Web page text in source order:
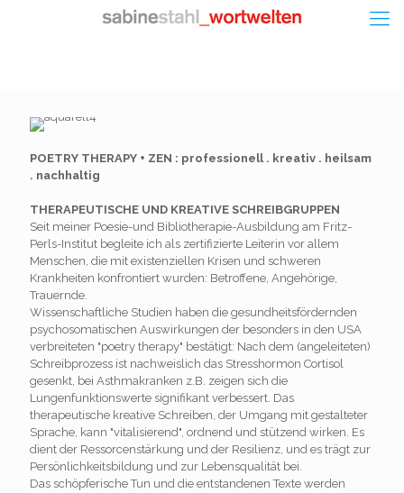
POETRY THERAPY + ZEN : professionell . kreativ . heilsam
. nachhaltig
THERAPEUTISCHE UND KREATIVE SCHREIBGRUPPEN
Seit meiner Poesie-und Bibliotherapie-Ausbildung am Fritz-
Perls-Institut begleite ich als zertifizierte Leiterin vor allem
Menschen, die mit existenziellen Krisen und schweren
Krankheiten konfrontiert wurden: Betroffene, Angehörige,
Trauernde.
Wissenschaftliche Studien haben die gesundheitsfördernden
psychosomatischen Auswirkungen der besonders in den USA
verbreiteten "poetry therapy" bestätigt: Nach dem (angeleiteten)
Schreibprozess ist nachweislich das Stresshormon Cortisol
gesenkt, bei Asthmakranken z.B. zeigen sich die
Lungenfunktionswerte signifikant verbessert. Das
therapeutische kreative Schreiben, der Umgang mit gestalteter
Sprache, kann "vitalisierend", ordnend und stützend wirken. Es
dient der Ressorcenstärkung und der Resilienz, und es trägt zur
Persönlichkeitsbildung und zur Lebensqualität bei.
Das schöpferische Tun und die entstandenen Texte werden